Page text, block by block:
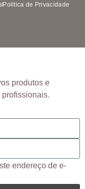
Politica de Privacidade
produtos e
endereço de e-